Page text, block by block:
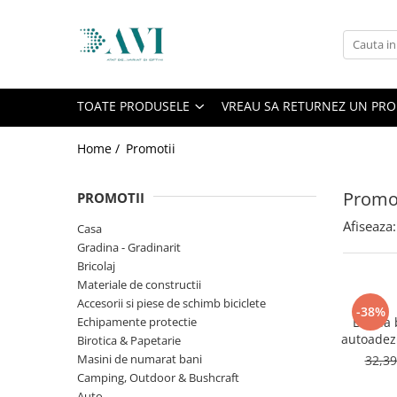
Toate Produsele
Aparate electrocasnice & accesorii
Perii de par si piepteni
Unghiere si clesti manichiura &
Baterii sanitare baie
Coloane de dus si seturi de dus
TOATE PRODUSELE VREAU SA RETURNEZ UN
Home / Promotii
PROMOTII
Casa
Gradina - Gradinarit
Bricolaj
Materiale de constructii
Accesorii si piese de schimb biciclete
Echipamente protectie
Birotica & Papetarie
Masini de numarat bani
Camping, Outdoor & Bushcraft
Afiseaza:
-38%
Banda
x